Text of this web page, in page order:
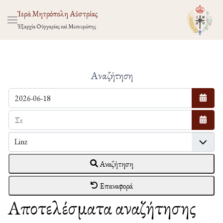
Ἱερὰ Μητρόπολη Αὐστρίας
Ἐξαρχία Οὑγγαρίας καὶ Μεσευρώπης
Αναζήτηση
Αναζήτηση
Επαναφορά
Αποτελέσματα αναζήτησης